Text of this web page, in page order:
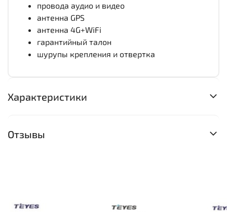
провода аудио и видео
антенна GPS
антенна 4G+WiFi
гарантийный талон
шурупы крепления и отвертка
Характеристики
Отзывы